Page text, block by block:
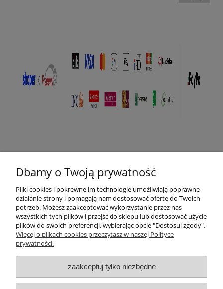
Płatności i dostawa
O nas
Stworzyliśmy sklep dla kobiet, które szukają
Dbamy o Twoją prywatność
Pliki cookies i pokrewne im technologie umożliwiają poprawne
działanie strony i pomagają nam dostosować ofertę do Twoich
potrzeb. Możesz zaakceptować wykorzystanie przez nas
wszystkich tych plików i przejść do sklepu lub dostosować użycie
plików do swoich preferencji, wybierając opcję "Dostosuj zgody".
Więcej o plikach cookies przeczytasz w naszej Polityce
prywatności.
zaakceptuj tylko niezbędne